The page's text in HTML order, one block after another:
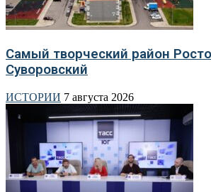
Самый творческий район
Суворовский
ИСТОРИИ 7 августа 2026